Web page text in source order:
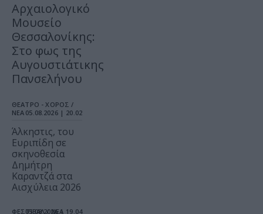
Αρχαιολογικό
Μουσείο
Θεσσαλονίκης:
Στο φως της
Αυγουστιάτικης
Πανσελήνου
ΘΕΑΤΡΟ - ΧΟΡΟΣ /
ΝΕΑ 05.08.2026 | 20.02
Άλκηστις, του
Ευριπίδη σε
σκηνοθεσία
Δημήτρη
Καραντζά στα
Αισχύλεια 2026
ΦΕΣΤΙΒΑΛ / ΝΕΑ
05.08.2026 | 19.04